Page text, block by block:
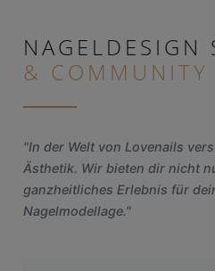
NAGELDESIGN
& COMMUNITY
"In der Welt von Lovenails
Ästhetik. Wir bieten dir nicht
ganzheitliches Erlebnis für
Nagelmodellage."